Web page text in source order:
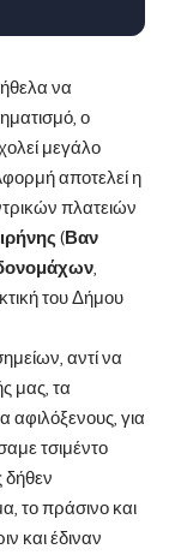
να
ο
μεγάλο
αποτελεί η
πλατειών
(Βαν
του Δήμου
αντί να
μας, τα
για
τσιμέντο
δήθεν
το πράσινο και
και έδιναν